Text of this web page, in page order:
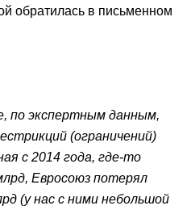
обратилась в письменном
экспертным данным,
(ограничений)
с 2014 года, где-то
Евросоюз потерял
(у нас с ними небольшой